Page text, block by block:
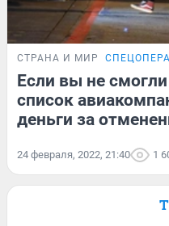
СТРАНА И МИР
Если вы не
список
деньги за
24 февраля, 2022, 21:40 1